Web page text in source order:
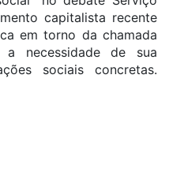
capitalista recente
em torno da chamada
a necessidade de sua
sociais concretas.